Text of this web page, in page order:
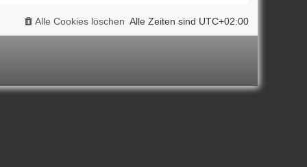
Alle Zeiten sind UTC+02:00
Alle Cookies löschen